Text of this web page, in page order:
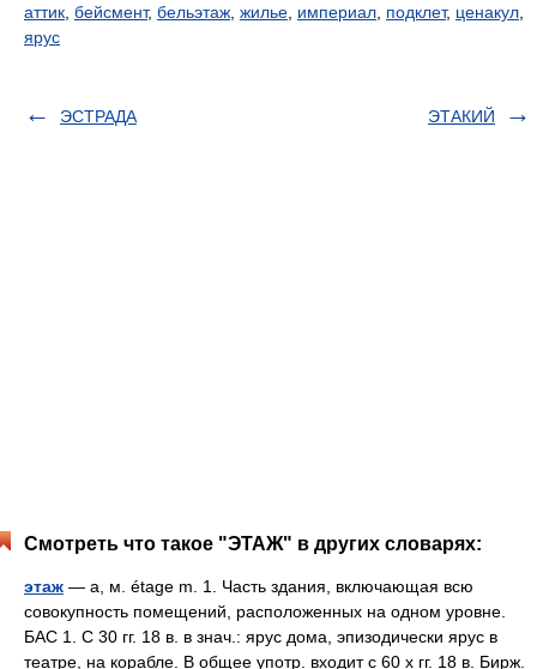
аттик бейсмент, бельэтаж жилье империал подклет, ценакул
ярус
ЭСТРАДА ЭТАКИЙ
Смотреть что такое "ЭТАЖ" в других словарях:
этаж — а, м. étage m. 1. Часть здания, включающая всю
совокупность помещений, расположенных на одном уровне.
БАС 1. С 30 гг. 18 в. в знач.: ярус дома, эпизодически ярус в
театре, на корабле. В общее употр. входит с 60 х гг. 18 в. Бирж.